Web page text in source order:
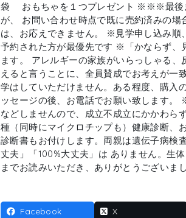
袋 おもちゃを１つプレゼント ※※※最後
が、 お問い合わせ時点で既に売約済みの
は、お応えできません。 ※見学申し込み順
予約された方が最優先です ※「かならず、
ます。 アレルギーの家族がいらっしゃる
えると言うことに、全員賛成でお考えが
学はしていただけません。ある程度、購入
ッセージの後、お電話でお願い致します
などしませんので、成立不成立にかかわ
種（同時にマイクロチップも）健康診断、
診断書もお付けします。両親は遺伝子病検
丈夫」「100%大丈夫」は ありません。生
までお読みいただき、ありがとうございまし
Facebook X